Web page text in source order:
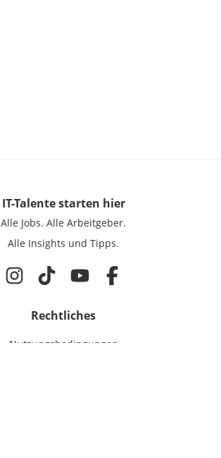
IT-Talentestarten hier
Alle Jobs. Alle Arbeitgeber.
Alle Insights und Tipps.
Rechtliches
Nutzungsbedingungen